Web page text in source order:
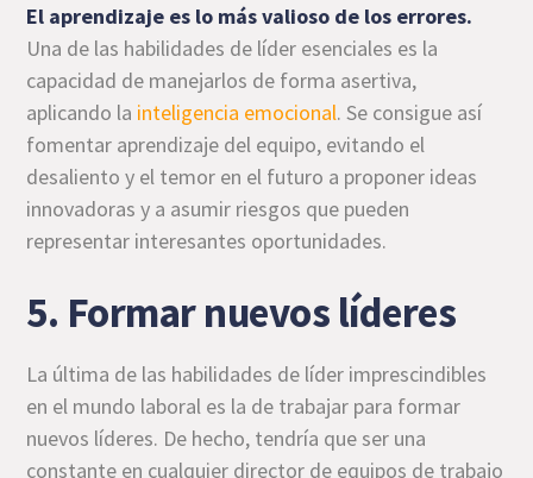
El aprendizaje es lo más valioso de los errores.
Una de las habilidades de líder esenciales es la
capacidad de manejarlos de forma asertiva,
aplicando la inteligencia emocional. Se consigue así
fomentar aprendizaje del equipo, evitando el
desaliento y el temor en el futuro a proponer ideas
innovadoras y a asumir riesgos que pueden
representar interesantes oportunidades.
5. Formar nuevos líderes
La última de las habilidades de líder imprescindibles
en el mundo laboral es la de trabajar para formar
nuevos líderes. De hecho, tendría que ser una
constante en cualquier director de equipos de trabajo